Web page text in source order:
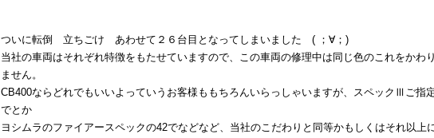
ついに転倒 立ちごけ あわせて２６台目となってしまいました ( ；∀；)
当社の車両はそれぞれ特徴をもたせていますので、この車両の修理中は同じ色のこれをかわ
ません。
CB400ならどれでもいいよっていうお客様ももちろんいらっしゃいますが、スペックⅢご指
でとか
ヨシムラのファイアースペックの42でなどなど、当社のこだわりと同等かもしくはそれ以上